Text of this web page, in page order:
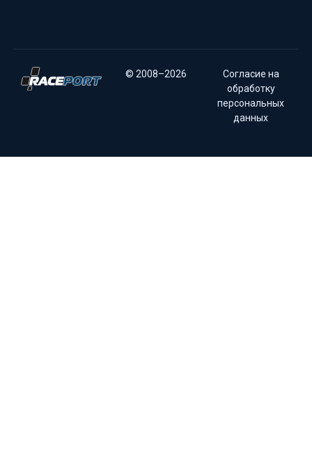
© 2008–2026
Согласие на
обработку
персональных
данных